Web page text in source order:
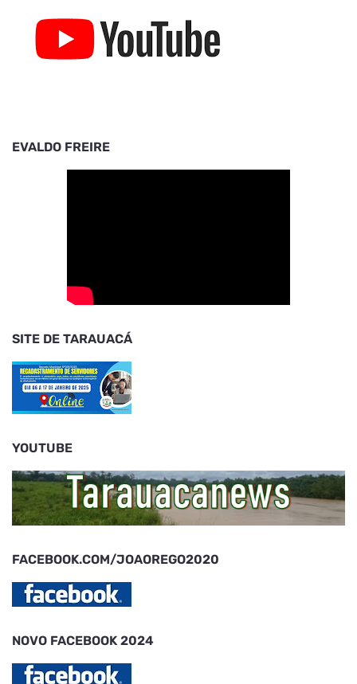
EVALDO FREIRE
SITE DE TARAUACÁ
YOUTUBE
FACEBOOK.COM/JOAOREGO2020
NOVO FACEBOOK 2024